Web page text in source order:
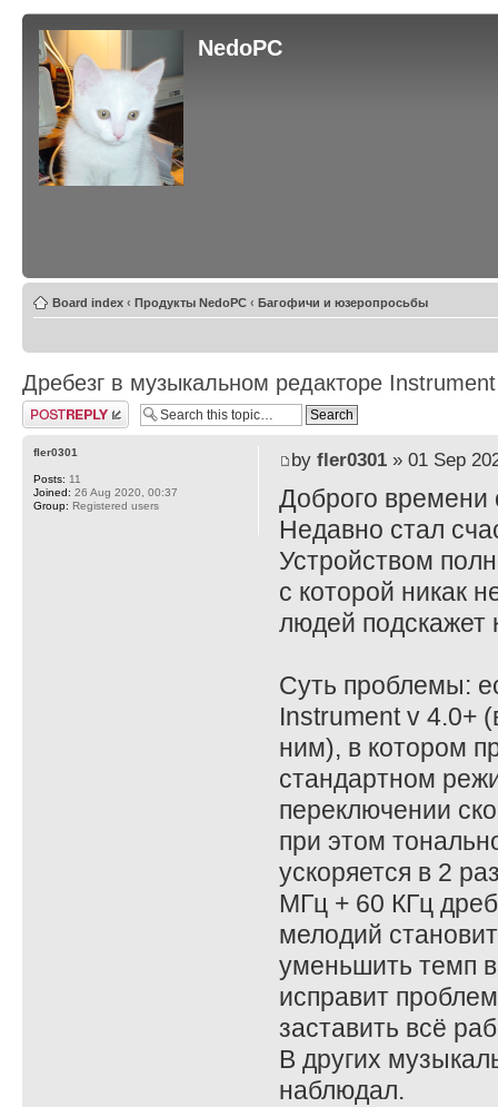
NedoPC
Board index ‹ Продукты NedoPC ‹ Багофичи и юзеропросьбы
Дребезг в музыкальном редакторе
Post a reply
by fler0301» 01 Sep
Доброго времени
Недавно стал
Устройством
с которой никак
людей подскажет
Суть проблемы:
Instrument v 4.0+
ним), в котором
стандартном
переключении
при этом
ускоряется в 2
МГц + 60 КГц
мелодий
уменьшить темп
исправит
заставить всё
В других
наблюдал.
fler0301
Posts: 11
Joined: 26 Aug 2020, 00:37
Group: Registered users